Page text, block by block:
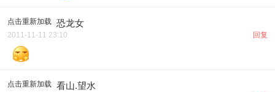
点击重新加载 恐龙女
2011-11-11 23:10 回复
点击重新加载 看山.望水